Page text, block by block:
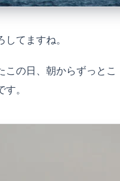
てますね。
この日、朝からずっとこ
。